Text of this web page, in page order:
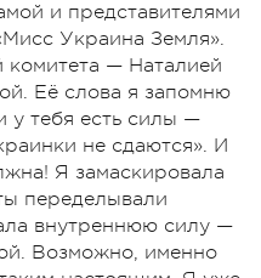
и представителями
Украина Земля».
комитета — Наталией
Её слова я запомню
у тебя есть силы —
не сдаются». И
Я замаскировала
переделывали
внутреннюю силу —
Возможно, именно